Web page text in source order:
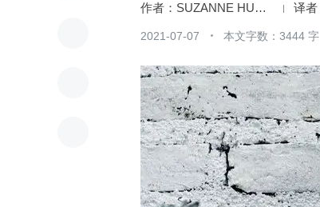
SUZANNE HUMPHRIES
2021-07-07 本文字数：3444 字